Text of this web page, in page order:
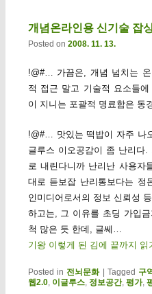
개념온라인용 신기술 잡
Posted on 2008. 11. 13.
!@#… 가끔은, 개념 넘치는
적 접근 말고 기술적 요소들
이 지니는 포괄적 명료함은 동
!@#… 맛있는 떡밥이 자주 나
글루스 이오공감이 좀 난리다.
로 내린다니까 난리난 사용자
대로 듣보잡 난리통보다는 정
인미디어로서의 정보 신뢰성
하고는, 그 이유를 초딩 가입
척 많은 듯 한데, 글쎄…
기왕 이렇게 된 김에 끝까지 읽
Posted in 전뇌문화 |Tagged 구
웹2.0, 이글루스, 정보공간, 평가,